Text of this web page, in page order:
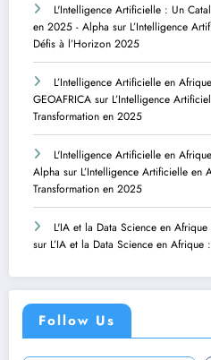
L'Intelligence Artificielle : Un
en 2025 - Alpha sur L’Intelligence
Défis à l’Horizon 2025
L’Intelligence Artificielle en
GEOAFRICA sur L’Intelligence
Transformation en 2025
L'Intelligence Artificielle en
Alpha sur L’Intelligence Artificielle en
Transformation en 2025
L'IA et la Data Science en
sur L’IA et la Data Science en
Follow Us